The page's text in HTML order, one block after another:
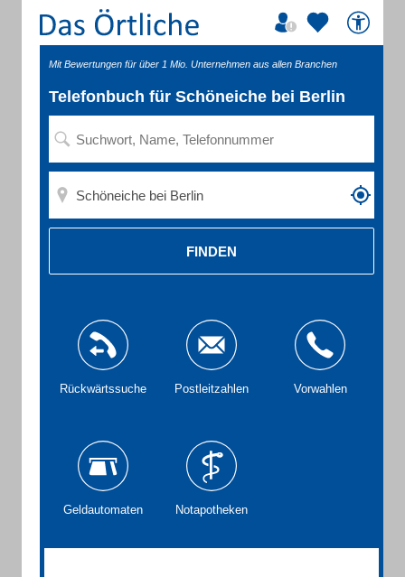
Mit Bewertungen für über 1 Mio. Unternehmen aus allen Branchen
Telefonbuch für Schöneiche bei Berlin
FINDEN
Rückwärtssuche Postleitzahlen Vorwahlen
Geldautomaten Notapotheken